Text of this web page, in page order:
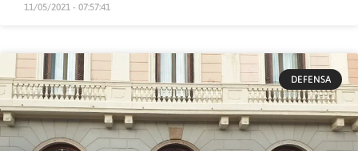
11/05/2021 - 07:57:41
DEFENSA